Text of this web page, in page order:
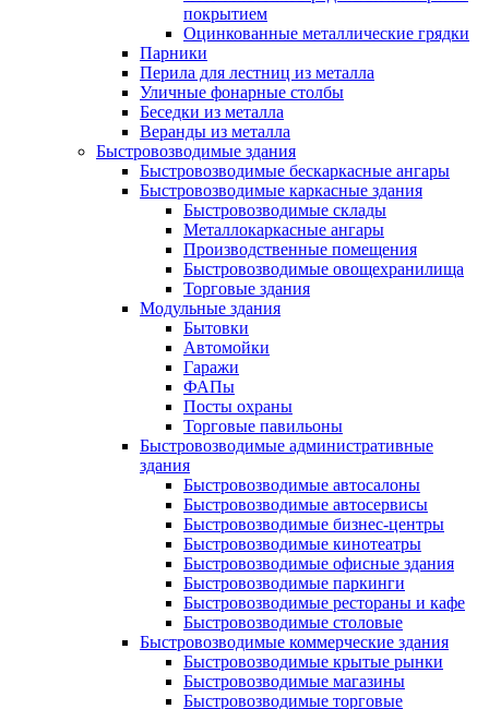
покрытием
Оцинкованные металлические грядки
Парники
Перила для лестниц из металла
Уличные фонарные столбы
Беседки из металла
Веранды из металла
Быстровозводимые здания
Быстровозводимые бескаркасные ангары
Быстровозводимые каркасные здания
Быстровозводимые склады
Металлокаркасные ангары
Производственные помещения
Быстровозводимые овощехранилища
Торговые здания
Модульные здания
Бытовки
Автомойки
Гаражи
ФАПы
Посты охраны
Торговые павильоны
Быстровозводимые административные
здания
Быстровозводимые автосалоны
Быстровозводимые автосервисы
Быстровозводимые бизнес-центры
Быстровозводимые кинотеатры
Быстровозводимые офисные здания
Быстровозводимые паркинги
Быстровозводимые рестораны и кафе
Быстровозводимые столовые
Быстровозводимые коммерческие здания
Быстровозводимые крытые рынки
Быстровозводимые магазины
Быстровозводимые торговые